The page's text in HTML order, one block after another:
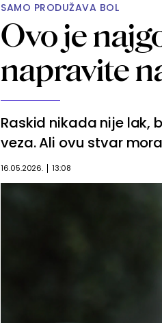
SAMO PRODUŽAVA BOL
Ovo je
napravite
Raskid nikada nije lak,
veza. Ali ovu stvar
16.05.2026. 13:08